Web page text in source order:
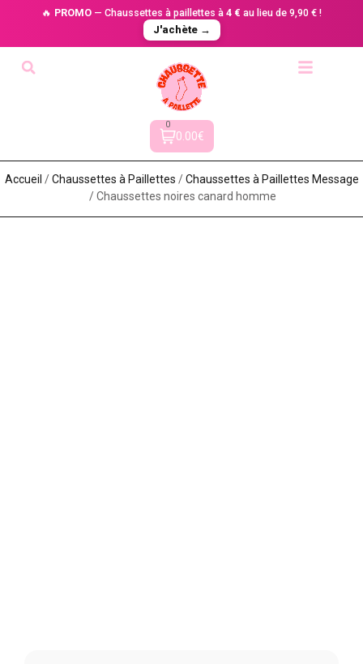
🔥 PROMO — Chaussettes à paillettes à 4 € au lieu de 9,90 € !
J'achète →
0
0.00€
Accueil /Chaussettes à Paillette​s /Chaussettes à Paillettes Message​
/ Chaussettes noires canard homme